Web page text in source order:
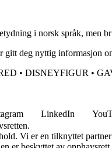
i norsk språk, men
gitt deg nyttig informasjon
• DISNEYFIGUR •
LinkedIn
Vi er en tilknyttet